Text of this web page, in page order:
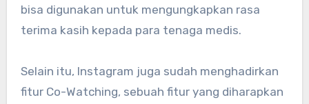
bisa digunakan untuk mengungkapkan rasa
terima kasih kepada para tenaga medis.
Selain itu, Instagram juga sudah menghadirkan
fitur Co-Watching, sebuah fitur yang diharapkan